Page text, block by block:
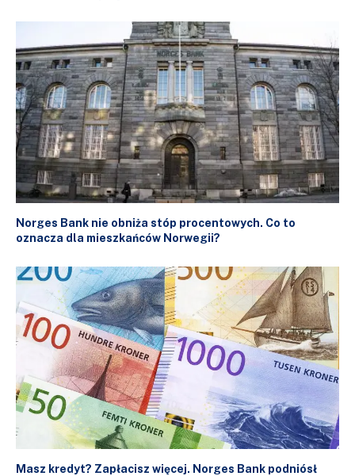
Norges Bank nie obniża stóp procentowych. Co to
oznacza dla mieszkańców Norwegii?
Masz kredyt? Zapłacisz więcej. Norges Bank podniósł